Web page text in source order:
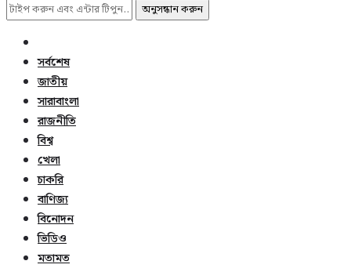
অনুসন্ধান করুন
সর্বশেষ
জাতীয়
সারাবাংলা
রাজনীতি
বিশ্ব
খেলা
চাকরি
বাণিজ্য
বিনোদন
ভিডিও
মতামত